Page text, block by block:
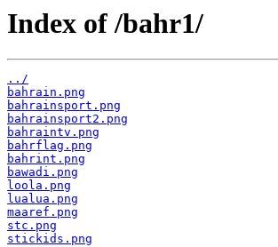
Index of /bahr1/
../
bahrain.png
bahrainsport.png
bahrainsport2.png
bahraintv.png
bahrflag.png
bahrint.png
bawadi.png
loola.png
lualua.png
maaref.png
stc.png
stickids.png